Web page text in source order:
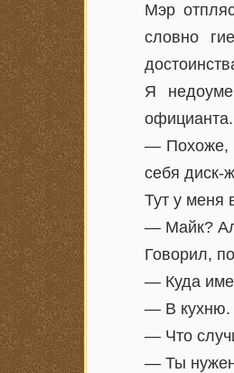
Мэр
словно
Я
официанта.
— Похоже,
себя диск-
Тут у меня
— Майк?
Говорил,
— Куда
— В кухню.
— Что
— Ты нужен